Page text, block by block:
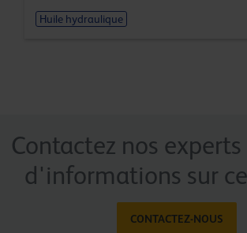
Huile hydraulique
Contactez nos
d'informations sur
CONTACTEZ-NOUS